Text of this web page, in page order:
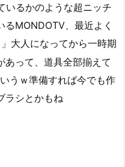
いるかのような超ニッチ
MONDOTV、最近よく
」大人になってから一時期
あって、道具全部揃えて
うｗ準備すれば今でも作
ラシとかもね